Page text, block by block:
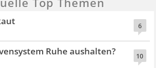
6
10
Ruhe aushalten?